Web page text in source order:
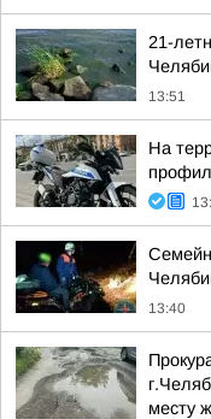
21-
13:51
На
13:40
месту